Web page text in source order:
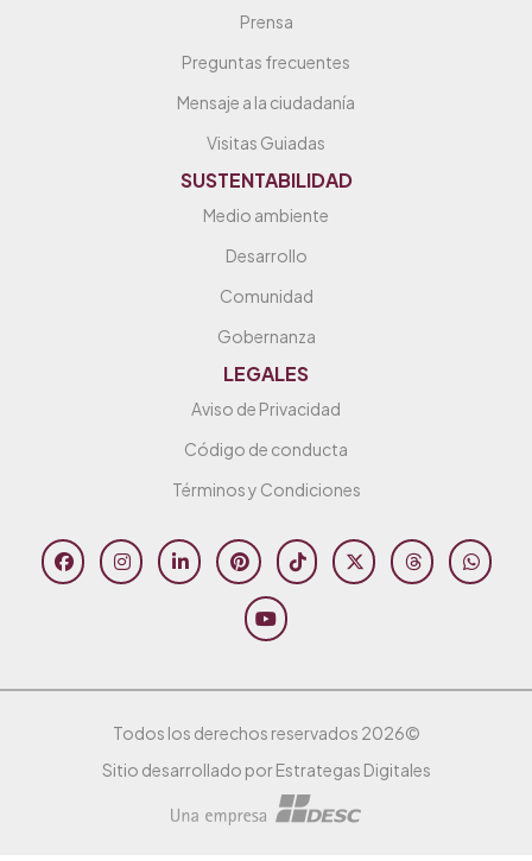
Prensa
Preguntas frecuentes
Mensaje a la ciudadanía
Visitas Guiadas
SUSTENTABILIDAD
Medio ambiente
Desarrollo
Comunidad
Gobernanza
LEGALES
Aviso de Privacidad
Código de conducta
Términos y Condiciones
Todos los derechos reservados 2026©
Sitio desarrollado por Estrategas Digitales